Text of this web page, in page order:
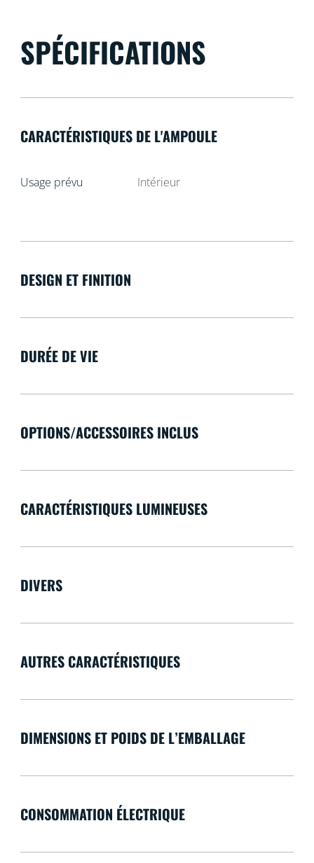
SPÉCIFICATIONS
CARACTÉRISTIQUES DE L'AMPOULE
Usage prévu Intérieur
DESIGN ET FINITION
DURÉE DE VIE
OPTIONS/ACCESSOIRES INCLUS
CARACTÉRISTIQUES LUMINEUSES
DIVERS
AUTRES CARACTÉRISTIQUES
DIMENSIONS ET POIDS DE L’EMBALLAGE
CONSOMMATION ÉLECTRIQUE